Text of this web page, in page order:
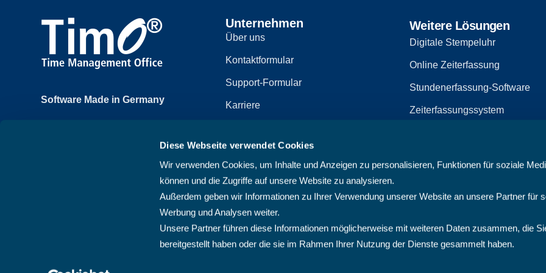
Diese Webseite verwendet Cookies
Wir verwenden Cookies, um Inhalte und Anzeigen zu personalisieren, Funktionen für soziale
können und die Zugriffe auf unsere Website zu analysieren.
Außerdem geben wir Informationen zu Ihrer Verwendung unserer Website an unsere Partner für
Werbung und Analysen weiter.
Unsere Partner führen diese Informationen möglicherweise mit weiteren Daten zusammen, die
bereitgestellt haben oder die sie im Rahmen Ihrer Nutzung der Dienste gesammelt haben.
Software Made in Germany
61250 Usingen, Deutschland
+49 6081 58600
Unternehmen
Über uns
Kontaktformular
Support-Formular
Karriere
Datenschutzerklärung
Sitemap
AGB
Weitere Lösungen
Digitale Stempeluhr
Online Zeiterfassung
Stundenerfassung-Software
Zeiterfassungssystem
PMO-Software
Cloud Projektmanagement-
Projektplanungssoftware